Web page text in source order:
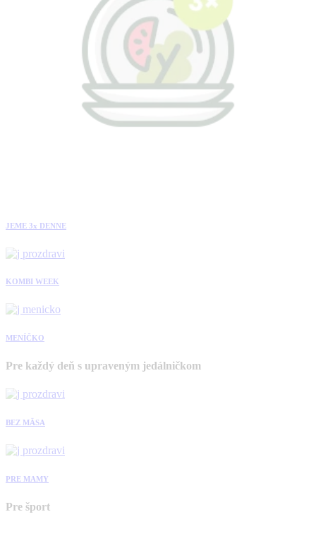
JEME 3x DENNE
KOMBI WEEK
MENÍČKO
Pre každý deň s upraveným jedálničkom
BEZ MÄSA
PRE MAMY
Pre šport